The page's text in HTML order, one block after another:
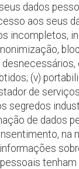
dados
aos seus
incompletos,
(v)
de
segredos
de dados
na
tenham